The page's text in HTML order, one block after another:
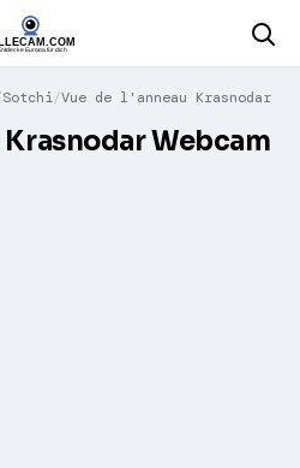
Sotchi Vue de l'anneau Krasnodar
Krasnodar Webcam